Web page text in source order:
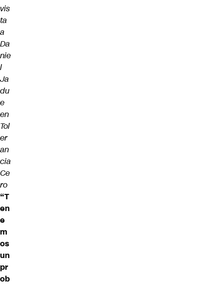
vis
ta
a
Da
nie
l
Ja
du
e
en
Tol
er
an
cia
Ce
ro
“T
en
e
m
os
un
pr
ob